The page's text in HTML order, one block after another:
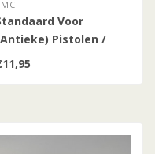
Voor
Pistolen /
/ Percussie